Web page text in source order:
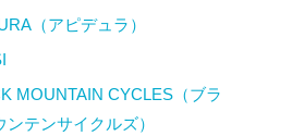
（アピデュラ）
MOUNTAIN CYCLES（ブラ
ンテンサイクルズ）